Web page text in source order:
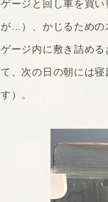
ゲージと回し車を買
が…）、かじるための
ゲージ内に敷き詰め
て、次の日の朝には
す）。